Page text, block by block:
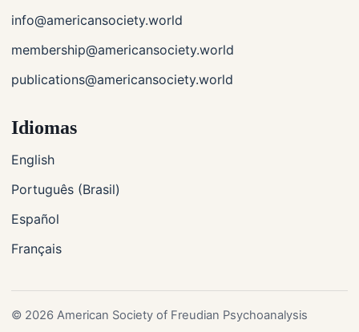
info@americansociety.world
membership@americansociety.world
publications@americansociety.world
Idiomas
English
Português (Brasil)
Español
Français
© 2026 American Society of Freudian Psychoanalysis